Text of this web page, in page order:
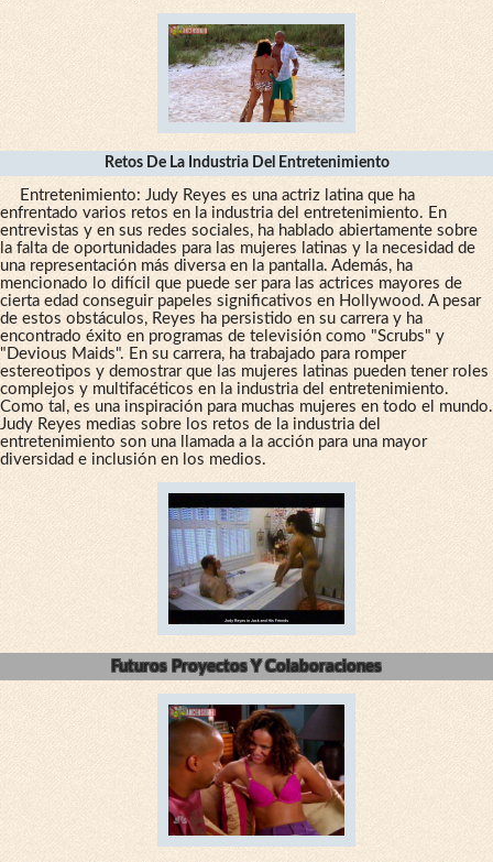
Retos De La Industria Del Entretenimiento
Entretenimiento: Judy Reyes es una actriz latina que ha
enfrentado varios retos en la industria del entretenimiento. En
entrevistas y en sus redes sociales, ha hablado abiertamente sobre
la falta de oportunidades para las mujeres latinas y la necesidad de
una representación más diversa en la pantalla. Además, ha
mencionado lo difícil que puede ser para las actrices mayores de
cierta edad conseguir papeles significativos en Hollywood. A pesar
de estos obstáculos, Reyes ha persistido en su carrera y ha
encontrado éxito en programas de televisión como "Scrubs" y
"Devious Maids". En su carrera, ha trabajado para romper
estereotipos y demostrar que las mujeres latinas pueden tener roles
complejos y multifacéticos en la industria del entretenimiento.
Como tal, es una inspiración para muchas mujeres en todo el mundo.
Judy Reyes medias sobre los retos de la industria del
entretenimiento son una llamada a la acción para una mayor
diversidad e inclusión en los medios.
Futuros Proyectos Y Colaboraciones